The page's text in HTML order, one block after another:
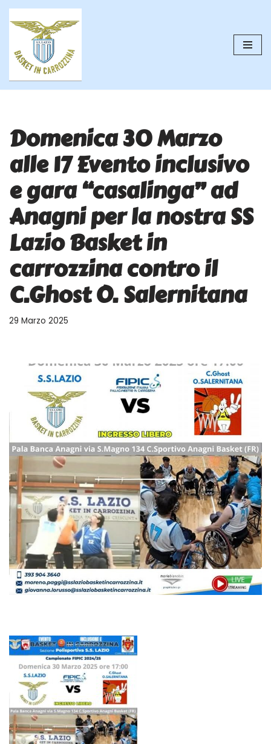
contenuto
Domenica 30 Marzo
alle 17 Evento inclusivo
e gara “casalinga” ad
Anagni per la nostra SS
Lazio Basket in
carrozzina contro il
C.Ghost O. Salernitana
29 Marzo 2025